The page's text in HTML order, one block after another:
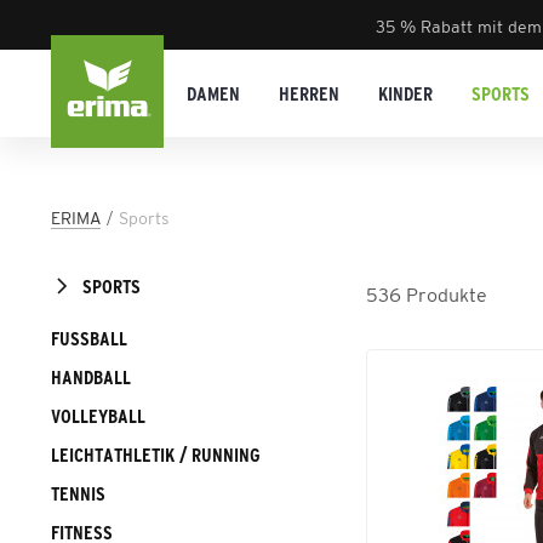
35 % Rabatt mit dem
DAMEN HERREN KINDER SPORTS
ERIMA Sports
SPORTS
FUSSBALL
HANDBALL
VOLLEYBALL
LEICHTATHLETIK / RUNNING
TENNIS
FITNESS
536 Produkte